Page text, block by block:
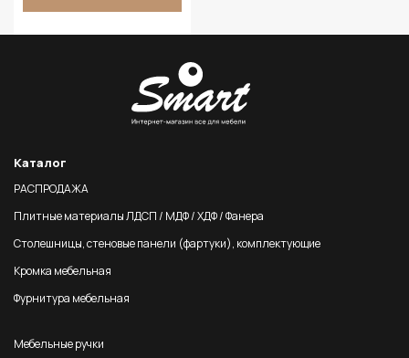
Каталог
РАСПРОДАЖА
Плитные материалы ЛДСП / МДФ / ХДФ / Фанера
Столешницы, стеновые панели (фартуки), комплектующие
Кромка мебельная
Фурнитура мебельная
Мебельные ручки